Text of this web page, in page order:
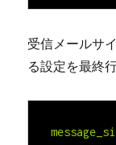
受信メールサ
る設定を最終